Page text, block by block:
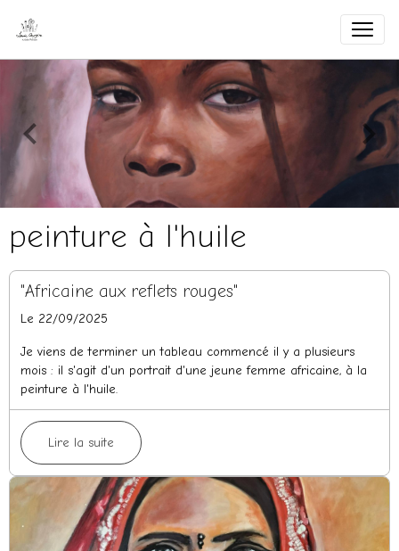
peinture à l'huile
"Africaine aux reflets rouges"
Le 22/09/2025
Je viens de terminer un tableau commencé il y a plusieurs
mois : il s'agit d'un portrait d'une jeune femme africaine, à la
peinture à l'huile.
Lire la suite